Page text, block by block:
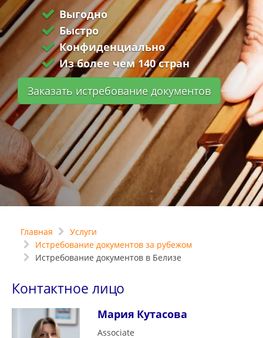
Выгодно
Быстро
Конфиденциально
Из более чем 140 стран
Заказать истребование документов
Главная
Услуги
Истребование документов за рубежом
Истребование документов в Белизе
Контактное лицо
Мария Кутасова
Associate